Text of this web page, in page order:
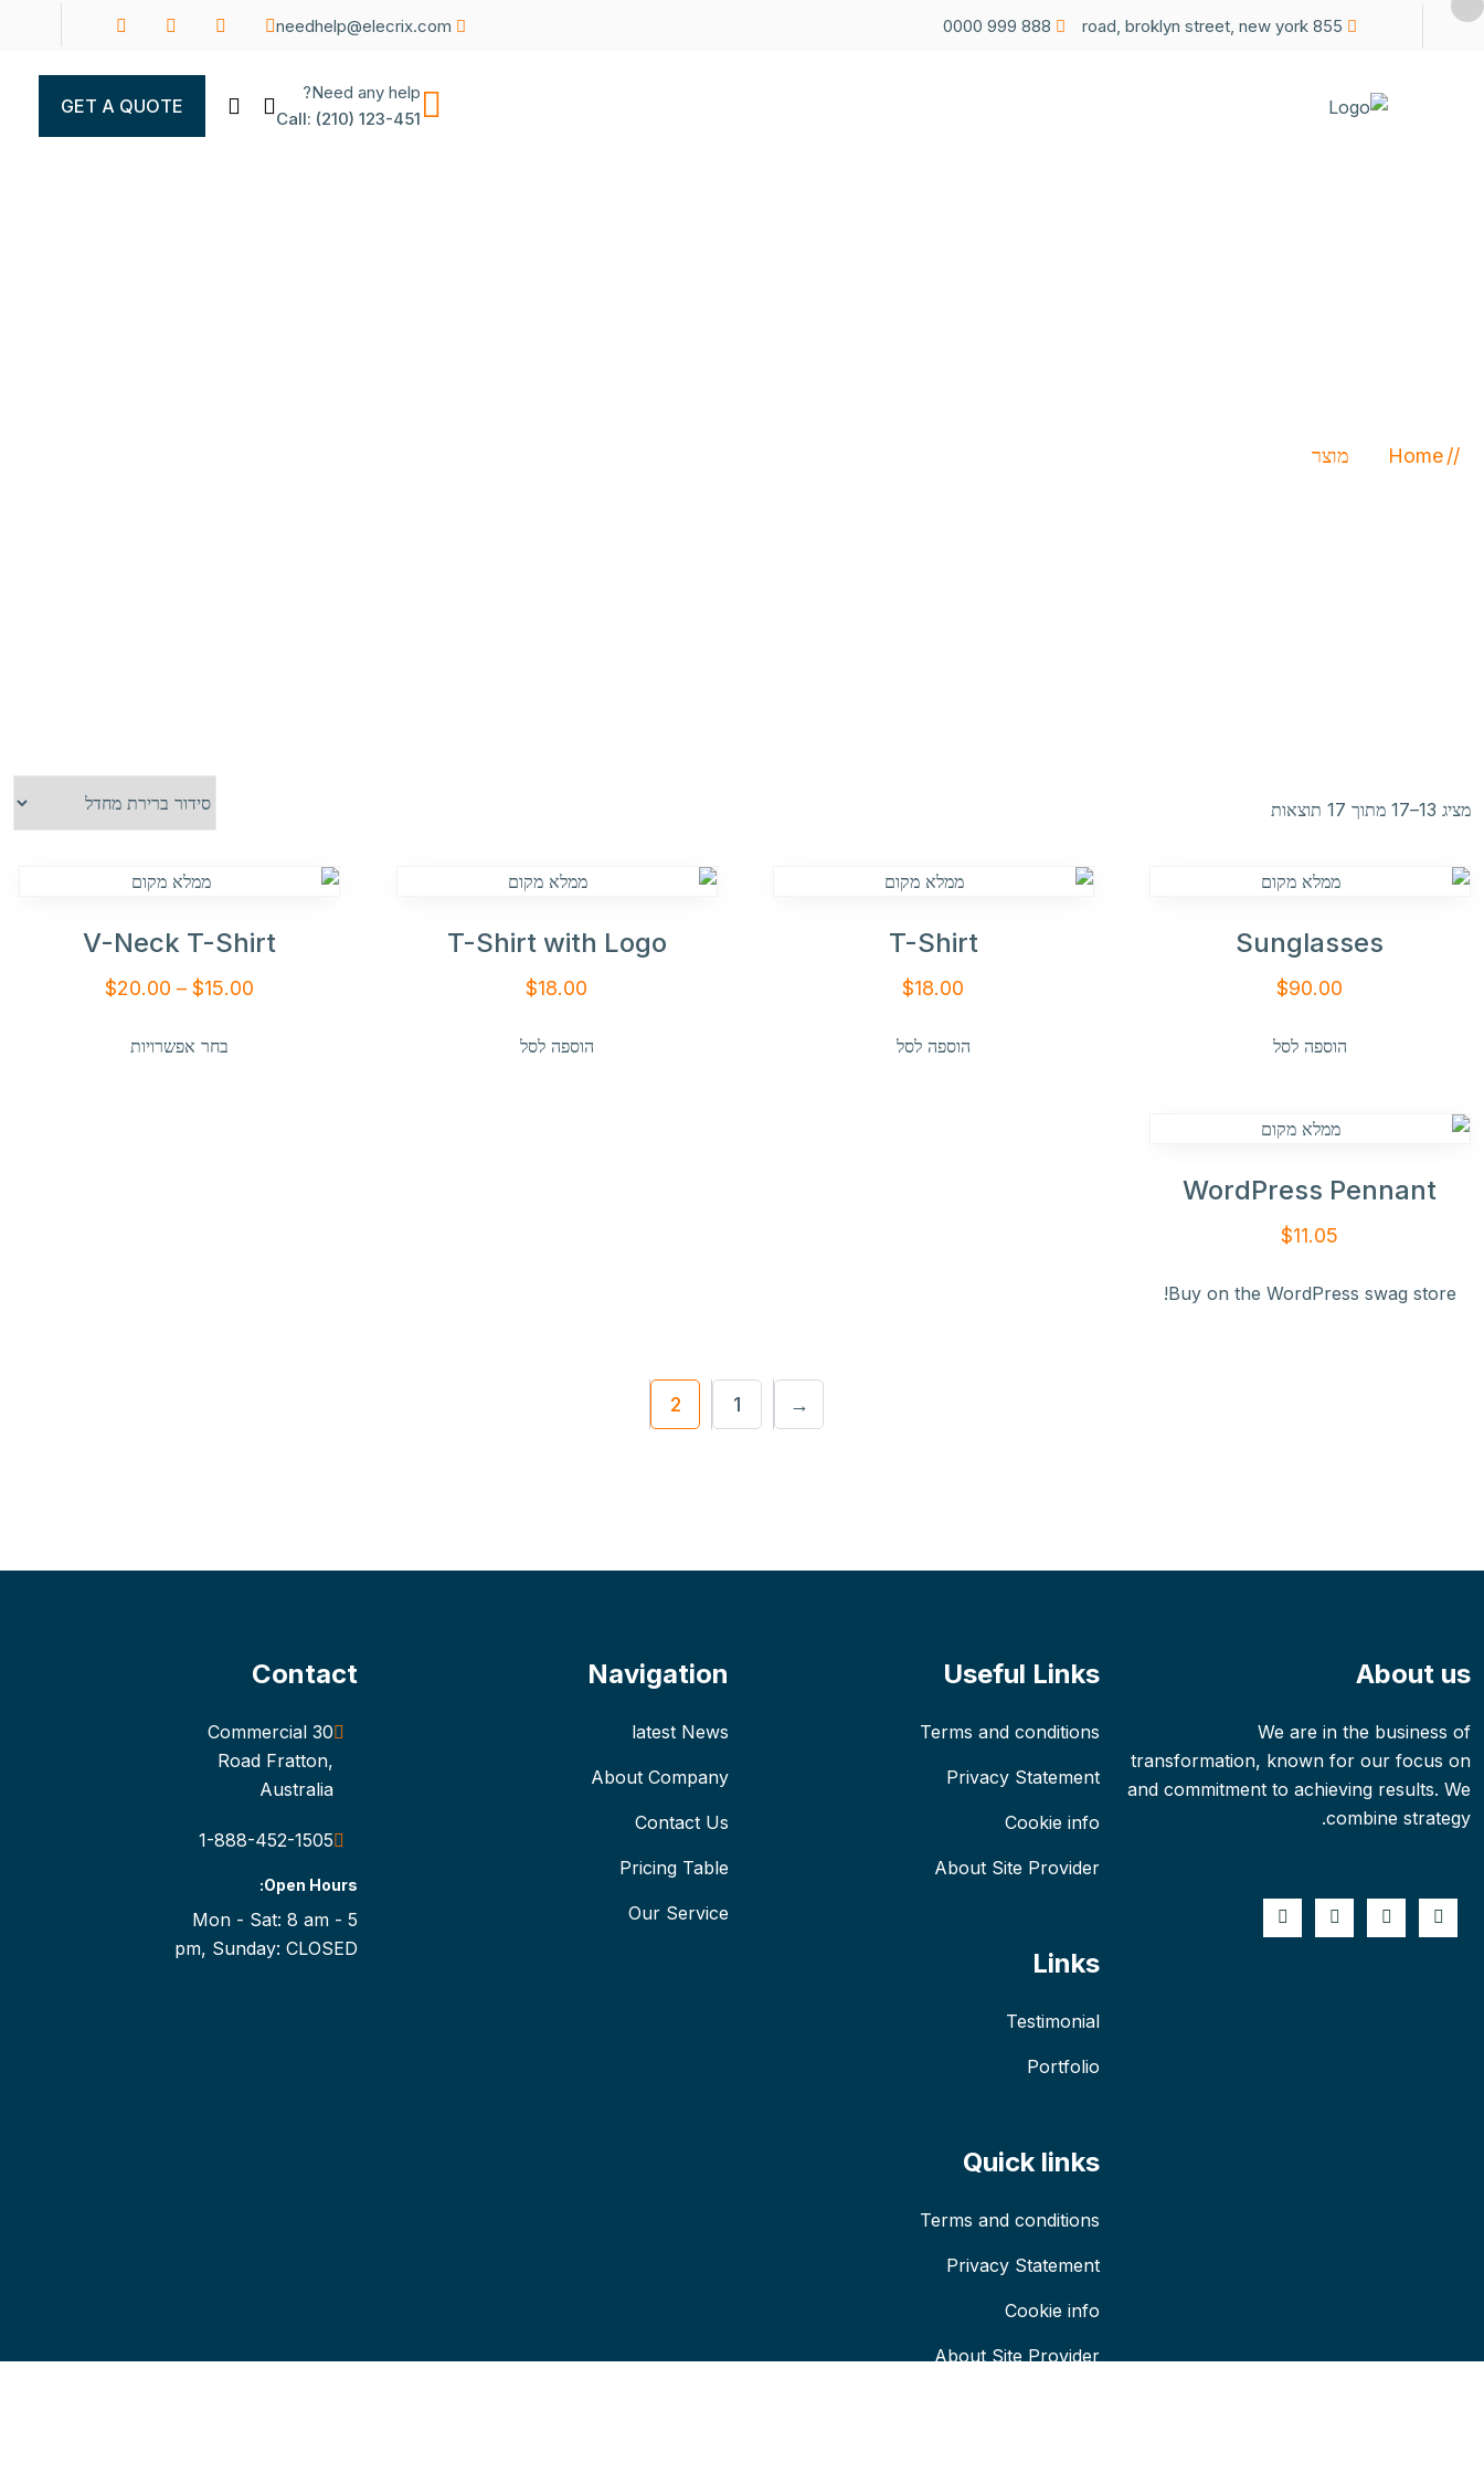
Need any help?
Call: (210) 123-451
GET A QUOTE
Home מוצר
מציג 13–17 מתוך 17 תוצאות
Sunglasses
$90.00
הוספה לסל
T-Shirt
$18.00
הוספה לסל
T-Shirt with Logo
$18.00
הוספה לסל
V-Neck T-Shirt
$15.00
–
$20.00 טווח
בחר אפשרויותזה
WordPress Pennant
$11.05
Buy on the WordPress swag store!
→
1
2
About us
We are in the business of
transformation, known for our focus on
and commitment to achieving results. We
combine strategy.
Useful Links
Terms and conditions
Privacy Statement
Cookie info
About Site Provider
Links
Testimonial
Portfolio
Quick links
Terms and conditions
Privacy Statement
Cookie info
About Site Provider
Navigation
latest News
About Company
Contact Us
Pricing Table
Our Service
Contact
30 Commercial
Road Fratton,
Australia
1-888-452-1505
Open Hours:
Mon - Sat: 8 am - 5
pm, Sunday: CLOSED